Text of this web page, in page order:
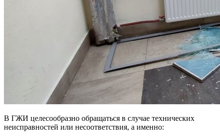
В ГЖИ целесообразно обращаться в случае технических
неисправностей или несоответствия, а именно: